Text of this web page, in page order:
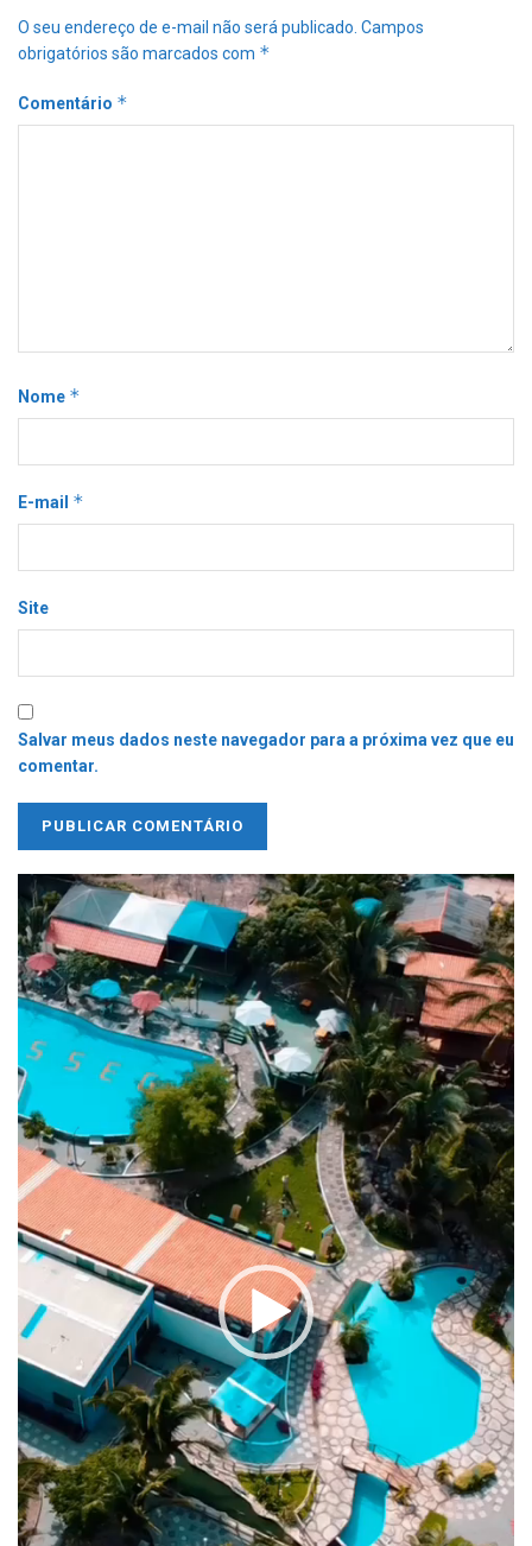
O seu endereço de e-mail não será publicado. Campos
obrigatórios são marcados com *
Comentário *
Nome *
E-mail *
Site
Salvar meus dados neste navegador para a próxima vez que eu
comentar.
Tocador
de
vídeo